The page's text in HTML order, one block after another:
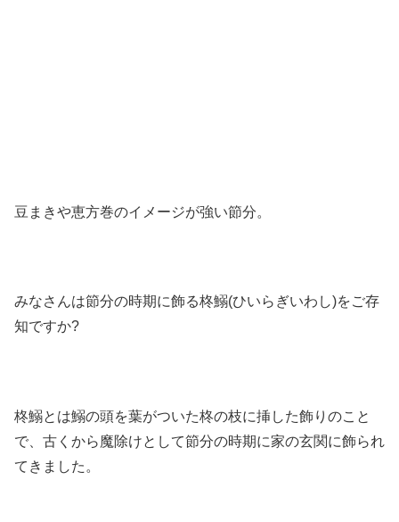
豆まきや恵方巻のイメージが強い節分。
みなさんは節分の時期に飾る柊鰯(ひいらぎいわし)をご存
知ですか?
柊鰯とは鰯の頭を葉がついた柊の枝に挿した飾りのこと
で、古くから魔除けとして節分の時期に家の玄関に飾られ
てきました。